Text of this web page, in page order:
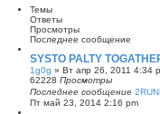
е
н
ы
й
п
о
Темы
Ответы
Просмотры
Последнее сообщение
SYSTO PALTY
1g0g » Вт апр 26, 2011 4:34
62228 Просмотры
Последнее сообщение
Пт май 23, 2014 2:16 pm